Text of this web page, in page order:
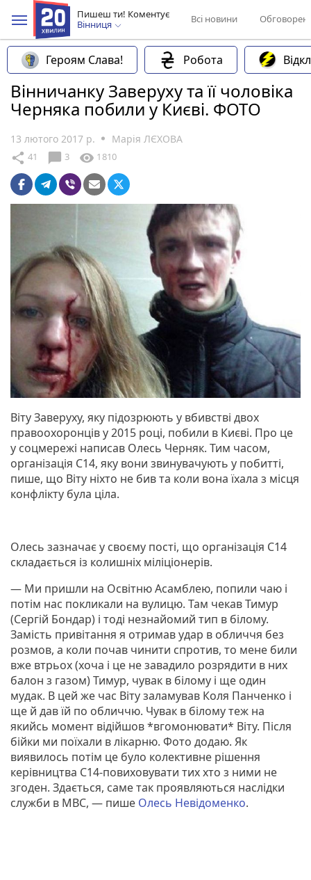
Пишеш ти! Коментує
Вінниця
Всі новини
Героям Слава! Робота
Вінничанку Заверуху та її чоловіка
Черняка побили у Києві. ФОТО
13 лютого 2017 р. Марія ЛЄХОВА
share 41 chat_bubble 3 visibility 1810
Віту Заверуху, яку підозрюють у вбивстві двох
правоохоронців у 2015 році, побили в Києві. Про це
у соцмережі написав Олесь Черняк. Тим часом,
організація С14, яку вони звинувачують у побитті,
пише, що Віту ніхто не бив та коли вона їхала з місця
конфлікту була ціла.
Олесь зазначає у своєму пості, що організація С14
складається із колишніх міліціонерів.
— Ми пришли на Освітню Асамблею, попили чаю і
потім нас покликали на вулицю. Там чекав Тимур
(Сергій Бондар) і тоді незнайомий тип в білому.
Замість привітання я отримав удар в обличчя без
розмов, а коли почав чинити спротив, то мене били
вже втрьох (хоча і це не завадило розрядити в них
балон з газом) Тимур, чувак в білому і ще один
мудак. В цей же час Віту заламував Коля Панченко і
ще й дав їй по обличчю. Чувак в білому теж на
якийсь момент відійшов *вгомонювати* Віту. Після
бійки ми поїхали в лікарню. Фото додаю. Як
виявилось потім це було колективне рішення
керівництва С14-повиховувати тих хто з ними не
згоден. Здається, саме так проявляються наслідки
служби в МВС, — пише Олесь Невідоменко.